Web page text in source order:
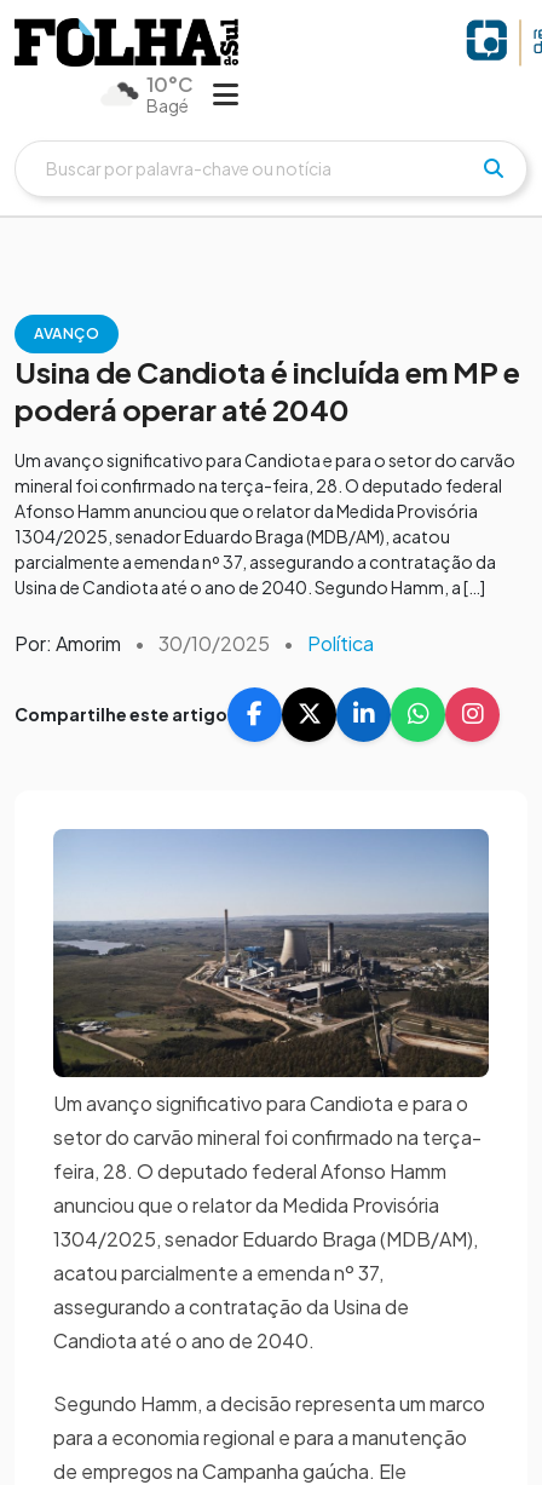
10°C
Bagé
AVANÇO
Usina de Candiota é incluída em MP e
poderá operar até 2040
Um avanço significativo para Candiota e para o setor do carvão
mineral foi confirmado na terça-feira, 28. O deputado federal
Afonso Hamm anunciou que o relator da Medida Provisória
1304/2025, senador Eduardo Braga (MDB/AM), acatou
parcialmente a emenda nº 37, assegurando a contratação da
Usina de Candiota até o ano de 2040. Segundo Hamm, a […]
Por: Amorim • 30/10/2025 • Política
Compartilhe este artigo
Um avanço significativo para Candiota e para o
setor do carvão mineral foi confirmado na terça-
feira, 28. O deputado federal Afonso Hamm
anunciou que o relator da Medida Provisória
1304/2025, senador Eduardo Braga (MDB/AM),
acatou parcialmente a emenda nº 37,
assegurando a contratação da Usina de
Candiota até o ano de 2040.
Segundo Hamm, a decisão representa um marco
para a economia regional e para a manutenção
de empregos na Campanha gaúcha. Ele